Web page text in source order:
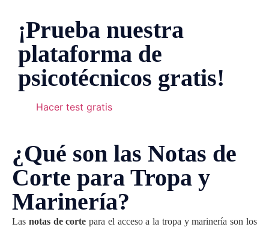
¡Prueba nuestra
plataforma de
psicotécnicos gratis!
Hacer test gratis
¿Qué son las Notas de
Corte para Tropa y
Marinería?
Las notas de corte para el acceso a la tropa y marinería son los